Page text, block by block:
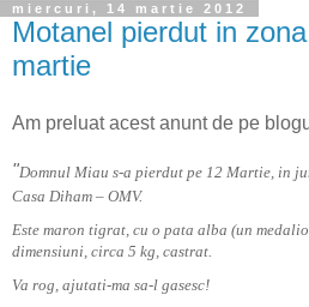
miercuri, 14 martie 2012
Motanel pierdut in
martie
Am preluat acest anunt de pe
"Domnul Miau s-a pierdut pe 12 Martie, in
Casa Diham – OMV.
Este maron tigrat, cu o pata alba (un
dimensiuni, circa 5 kg, castrat.
Va rog, ajutati-ma sa-l gasesc!